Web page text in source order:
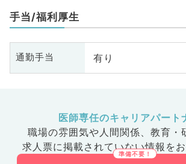
手当/福利厚生
通勤手当 有り
医師専任のキャリアパート
職場の雰囲気や人間関係、 教育・
求人票に掲載されていない情報をお